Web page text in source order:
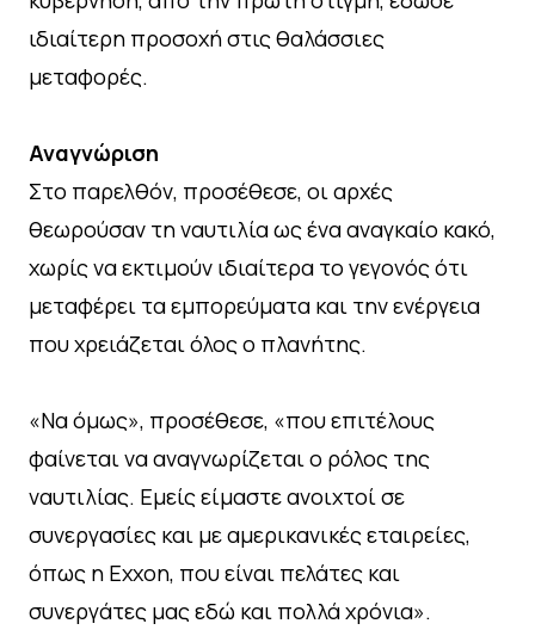
ιδιαίτερη προσοχή στις θαλάσσιες
μεταφορές.
Αναγνώριση
Στο παρελθόν, προσέθεσε, οι αρχές
θεωρούσαν τη ναυτιλία ως ένα αναγκαίο κακό,
χωρίς να εκτιμούν ιδιαίτερα το γεγονός ότι
μεταφέρει τα εμπορεύματα και την ενέργεια
που χρειάζεται όλος ο πλανήτης.
«Να όμως», προσέθεσε, «που επιτέλους
φαίνεται να αναγνωρίζεται ο ρόλος της
ναυτιλίας. Εμείς είμαστε ανοιχτοί σε
συνεργασίες και με αμερικανικές εταιρείες,
όπως η Exxon, που είναι πελάτες και
συνεργάτες μας εδώ και πολλά χρόνια».